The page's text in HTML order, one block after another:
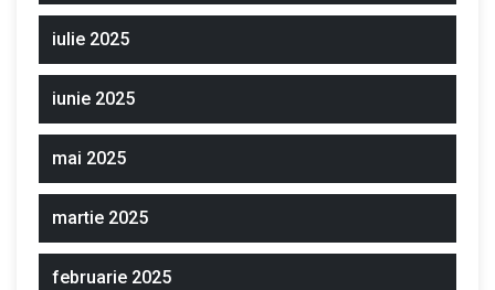
iulie 2025
iunie 2025
mai 2025
martie 2025
februarie 2025